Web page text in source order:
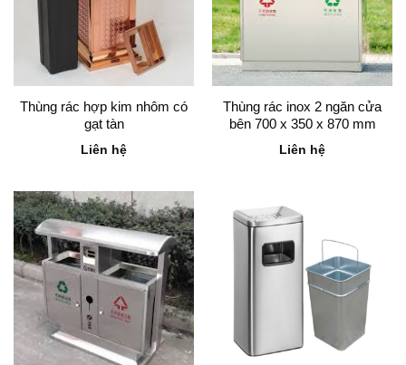
Thùng rác hợp kim nhôm có
gạt tàn
Liên hệ
Thùng rác inox 2 ngăn cửa
bên 700 x 350 x 870 mm
Liên hệ